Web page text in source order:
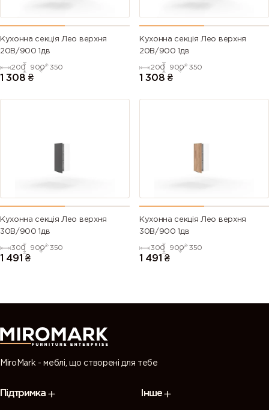
Кухонна секція Лео верхня
20В/900 1дв
200 900 350
1 308 ₴
Кухонна секція Лео верхня
20В/900 1дв
200 900 350
1 308 ₴
Кухонна секція Лео верхня
30В/900 1дв
300 900 350
1 491 ₴
Кухонна секція Лео верхня
30В/900 1дв
300 900 350
1 491 ₴
MiroMark - меблі, що створені для тебе
Підтримка Інше